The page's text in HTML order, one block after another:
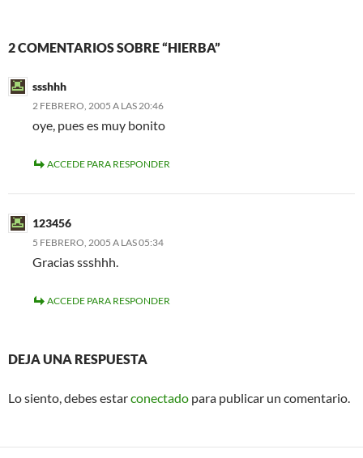
2 COMENTARIOS SOBRE “HIERBA”
ssshhh
2 FEBRERO, 2005 A LAS 20:46
oye, pues es muy bonito
ACCEDE PARA RESPONDER
123456
5 FEBRERO, 2005 A LAS 05:34
Gracias ssshhh.
ACCEDE PARA RESPONDER
DEJA UNA RESPUESTA
Lo siento, debes estarconectado para publicar un comentario.